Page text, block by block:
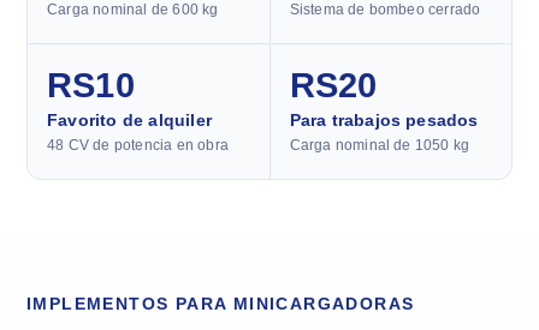
Carga nominal de 600 kg Sistema de bombeo cerrado
RS10
Favorito de alquiler
48 CV de potencia en obra
RS20
Para trabajos pesados
Carga nominal de 1050 kg
IMPLEMENTOS PARA MINICARGADORAS